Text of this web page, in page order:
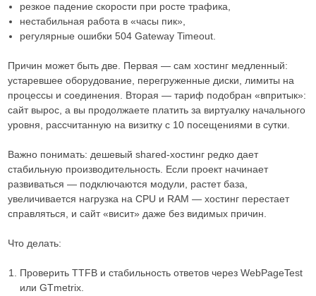
резкое падение скорости при росте трафика,
нестабильная работа в «часы пик»,
регулярные ошибки 504 Gateway Timeout.
Причин может быть две. Первая — сам хостинг медленный:
устаревшее оборудование, перегруженные диски, лимиты на
процессы и соединения. Вторая — тариф подобран «впритык»:
сайт вырос, а вы продолжаете платить за виртуалку начального
уровня, рассчитанную на визитку с 10 посещениями в сутки.
Важно понимать: дешевый shared-хостинг редко дает
стабильную производительность. Если проект начинает
развиваться — подключаются модули, растет база,
увеличивается нагрузка на CPU и RAM — хостинг перестает
справляться, и сайт «висит» даже без видимых причин.
Что делать:
Проверить TTFB и стабильность ответов через WebPageTest
или GTmetrix.